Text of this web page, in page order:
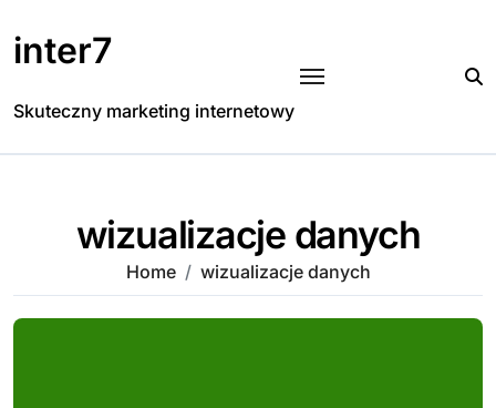
to
content
inter7
Skuteczny marketing internetowy
wizualizacje danych
Home wizualizacje danych